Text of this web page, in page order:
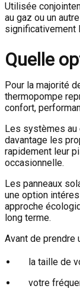
Utilisée
au gaz ou un
significativement
Quelle
Pour la majorité
thermopompe
confort,
Les systèmes au
davantage les
rapidement leur
occasionnelle.
Les panneaux
une option
approche
long terme.
Avant de prendre
la taille de
votre